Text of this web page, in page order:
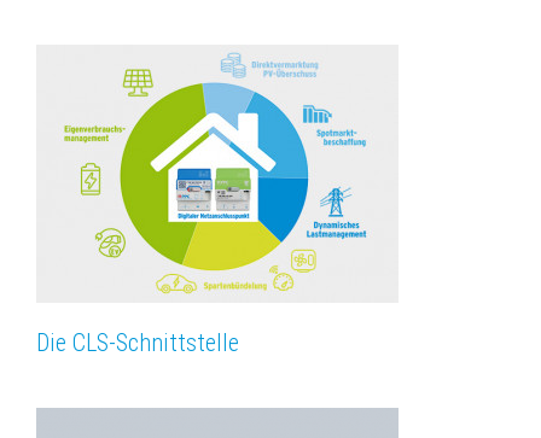
Die CLS-Schnittstelle